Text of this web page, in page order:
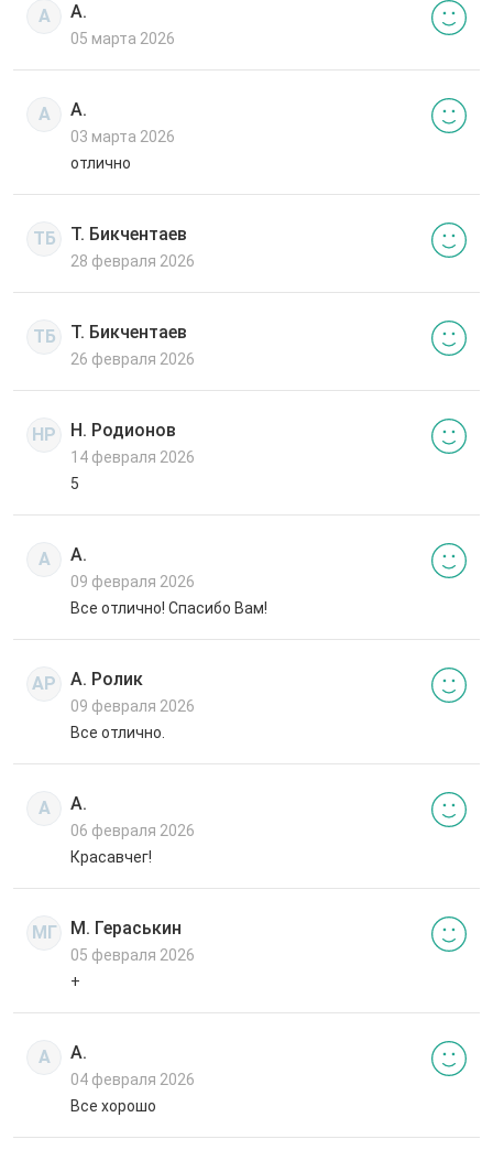
А А.
05 марта 2026
А А.
03 марта 2026
отлично
ТБ Т. Бикчентаев
28 февраля 2026
ТБ Т. Бикчентаев
26 февраля 2026
НР Н. Родионов
14 февраля 2026
5
А А.
09 февраля 2026
Все отлично! Спасибо Вам!
АР А. Ролик
09 февраля 2026
Все отлично.
А А.
06 февраля 2026
Красавчег!
МГ М. Гераськин
05 февраля 2026
+
А А.
04 февраля 2026
Все хорошо